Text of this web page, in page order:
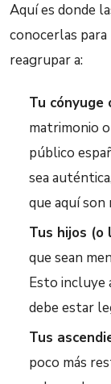
Aquí es donde
conocerlas
reagrupar a:
Tu cónyuge
matrimonio
público
sea
que aquí son
Tus hijos (o
que sean
Esto incluye
debe estar
Tus
poco más